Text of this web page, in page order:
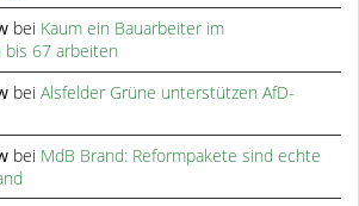
bei Kaum ein Bauarbeiter im
bis 67 arbeiten
beiAlsfelder Grüne unterstützen AfD-
bei MdB Brand: Reformpakete sind echte